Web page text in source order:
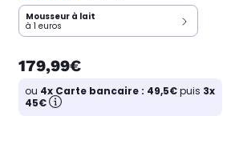
Mousseur à lait
à 1 euros
179,99€
ou 4x Carte bancaire : 49,5€puis 3x
45€